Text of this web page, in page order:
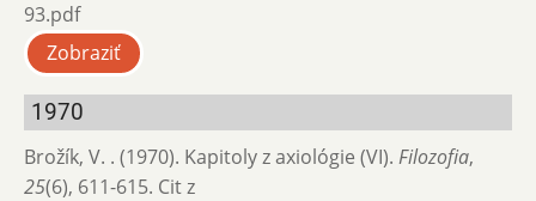
93.pdf
Zobraziť
1970
Brožík, V. . (1970). Kapitoly z axiológie (VI). Filozofia,
25(6), 611-615. Cit z